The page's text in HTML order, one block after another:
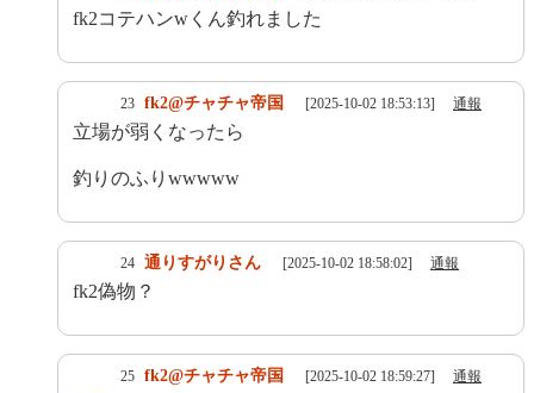
fk2コテハンwくん釣れました
23 fk2@チャチャ帝国 [2025-10-02 18:53:13] 通報
立場が弱くなったら
釣りのふりwwwww
24 通りすがりさん [2025-10-02 18:58:02] 通報
fk2偽物？
25 fk2@チャチャ帝国 [2025-10-02 18:59:27] 通報